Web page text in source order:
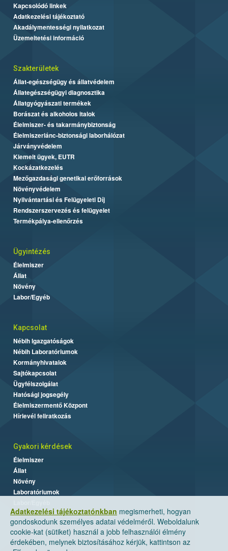
Adatkezelési tájékoztatónkban megismerheti, hogyan
gondoskodunk személyes adatai védelméről. Weboldalunk
cookie-kat (sütiket) használ a jobb felhasználói élmény
érdekében, melynek biztosításához kérjük, kattintson az
Kapcsolódó linkek
Adatkezelési tájékoztató
Akadálymentességi nyilatkozat
Üzemeltetési információ
Szakterületek
Állat-egészségügy és állatvédelem
Állategészségügyi diagnosztika
Állatgyógyászati termékek
Borászat és alkoholos italok
Élelmiszer- és takarmánybiztonság
Élelmiszerlánc-biztonsági laborhálózat
Járványvédelem
Kiemelt ügyek, EUTR
Kockázatkezelés
Mezőgazdasági genetikai erőforrások
Növényvédelem
Nyilvántartási és Felügyeleti Díj
Rendszerszervezés és felügyelet
Termékpálya-ellenőrzés
Ügyintézés
Élelmiszer
Állat
Növény
Labor/Egyéb
Kapcsolat
Nébih Igazgatóságok
Nébih Laboratóriumok
Kormányhivatalok
Sajtókapcsolat
Ügyfélszolgálat
Hatósági jogsegély
Élelmiszermentő Központ
Hírlevél feliratkozás
Gyakori kérdések
Élelmiszer
Állat
Növény
Laboratóriumok